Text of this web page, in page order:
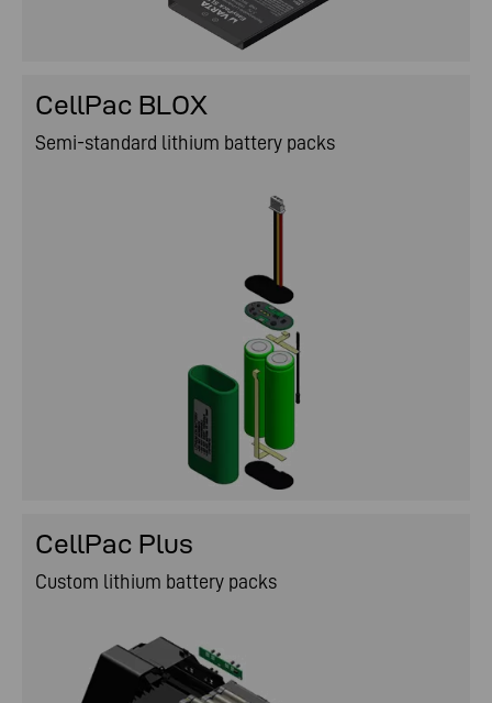
CellPac BLOX
Semi-standard lithium battery packs
CellPac Plus
Custom lithium battery packs